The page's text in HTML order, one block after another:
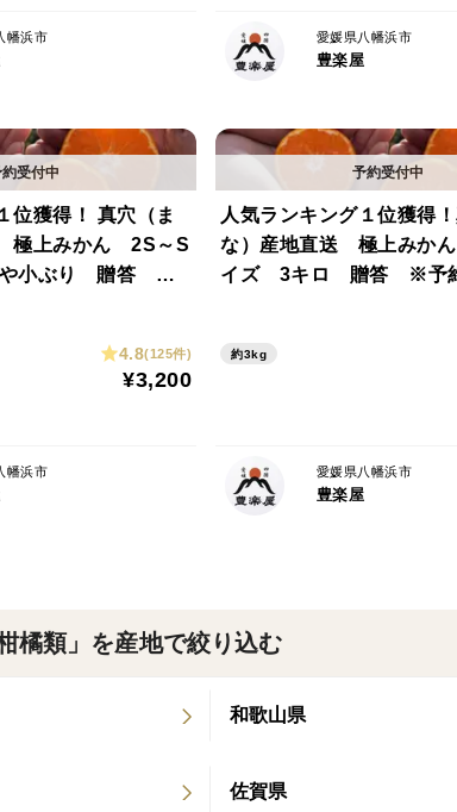
橘類」を産地で絞り込む
和歌山県
佐賀県
幡浜市 愛媛県八幡浜市
豊楽屋
位獲得！ 真穴（ま
極上みかん 2S～S
小ぶり 贈答 ※
4.8(125件)
¥3,200
幡浜市
人気ランキング１位獲得
な）産地直送 極上みか
イズ 3キロ 贈答 ※予
約3kg
愛媛県八幡浜市
豊楽屋